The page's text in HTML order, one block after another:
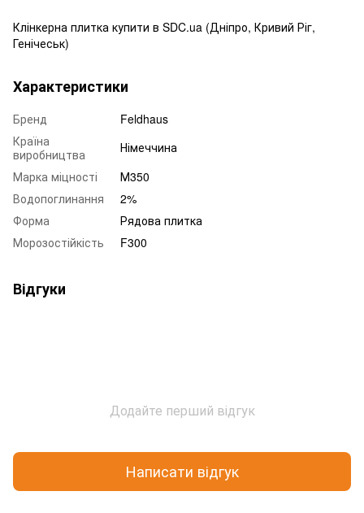
Клінкерна плитка купити в SDC.ua (Дніпро, Кривий Ріг,
Генічеськ)
Характеристики
Бренд
Feldhaus
Країна
виробництва
Німеччина
Марка міцності
М350
Водопоглинання
2%
Форма
Рядова плитка
Морозостійкість
F300
Відгуки
Додайте перший відгук
Написати відгук